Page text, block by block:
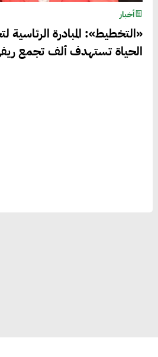
أخبار
«التخطيط»: المبادرة
الحياة تستهدف ألف تجمع